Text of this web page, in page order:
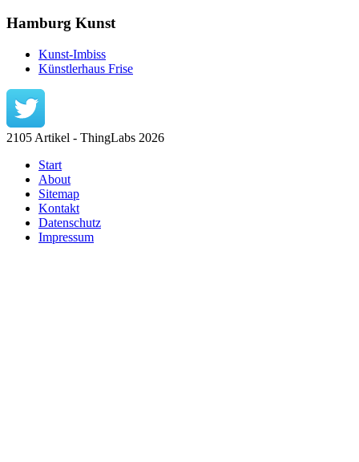
Hamburg Kunst
Kunst-Imbiss
Künstlerhaus Frise
2105 Artikel - ThingLabs 2026
Start
About
Sitemap
Kontakt
Datenschutz
Impressum